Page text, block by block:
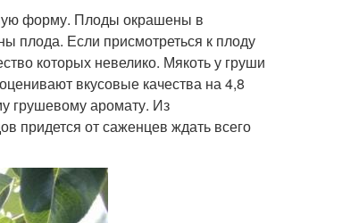
форму. Плоды окрашены в
плода. Если присмотреться к плоду
которых невелико. Мякоть у груши
вкусовые качества на 4,8
грушевому аромату. Из
придется от саженцев ждать всего